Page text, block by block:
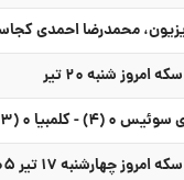
محمدرضا احمدی
شنبه ۲۰ تیر
۰ (۳) در جام جهانی
چهارشنبه ۱۷ تیر ۱۴۰۵